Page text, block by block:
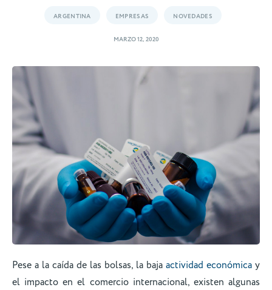
ARGENTINA EMPRESAS NOVEDADES
MARZO 12, 2020
Pese a la caída de las bolsas, la baja actividad económica y
el impacto en el comercio internacional, existen algunas